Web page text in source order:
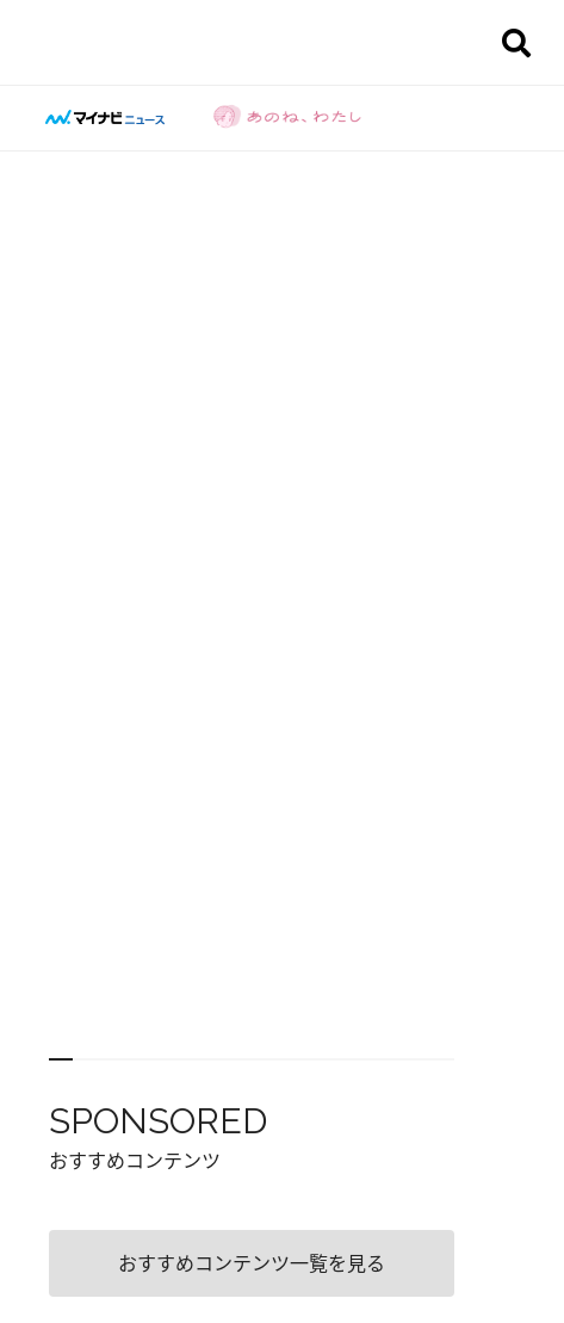
SPONSORED
おすすめコンテンツ
おすすめコンテンツ一覧を見る